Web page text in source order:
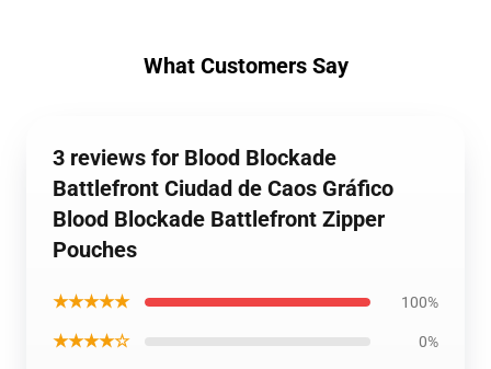
What Customers Say
3 reviews for Blood Blockade
Battlefront Ciudad de Caos Gráfico
Blood Blockade Battlefront Zipper
Pouches
★★★★★ 100%
★★★★☆ 0%